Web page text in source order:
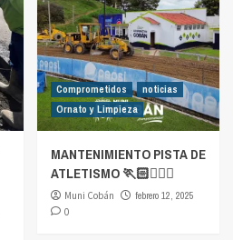
Comprometidos
noticias
Ornato y Limpieza
MANTENIMIENTO PISTA DE
ATLETISMO 🏃🏻🏃🏻‍♀️
Muni Cobán
febrero 12, 2025
0